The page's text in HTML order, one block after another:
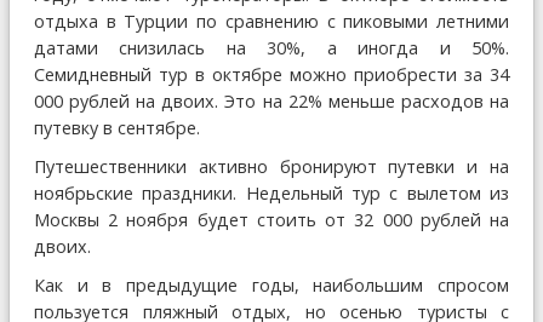
отдыха в Турции по сравнению с пиковыми летними
датами снизилась на 30%, а иногда и 50%.
Семидневный тур в октябре можно приобрести за 34
000 рублей на двоих. Это на 22% меньше расходов на
путевку в сентябре.
Путешественники активно бронируют путевки и на
ноябрьские праздники. Недельный тур с вылетом из
Москвы 2 ноября будет стоить от 32 000 рублей на
двоих.
Как и в предыдущие годы, наибольшим спросом
пользуется пляжный отдых, но осенью туристы с